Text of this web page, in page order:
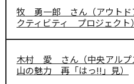
牧 勇一郎 さん（アウト
クティビティ プロジェクト）
木村 愛 さん（中央アルプ
山の魅力 再「はっ!!」見）